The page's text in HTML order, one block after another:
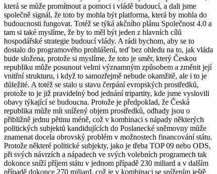
která se může promítnout a pomoci i vládě budoucí, a dali jsme
společně signál, že toto by mohla být platforma, která by mohla do
budoucnosti fungovat. Totéž se týká akčního plánu Společnost 4.0 a
tam si také myslíme, že by to měl být jeden z hlavních cílů
hospodářské strategie budoucí vlády. A rádi bychom, aby se to
dostalo do programového prohlášení, teď bez ohledu na to, jak vláda
bude složena, protože si myslíme, že toto je směr, který Českou
republiku může posunout velmi významným způsobem a změnit její
vnitřní strukturu, i když to samozřejmě nebude okamžitě, ale i to je
důležité. A totéž se stalo u stavu čerpání evropských prostředků,
protože to je již pravidelný bod jednání tripartity, kde jsme vyslovili
obavy týkající se budoucna. Protože je předpoklad, že Česká
republika může mít snížený objem prostředků, odhady jsou o
přibližně jednu pětinu méně, což v kombinaci s nápady některých
politických subjektů kandidujících do Poslanecké sněmovny může
znamenat docela obrovský problém v možnostech financování státu.
Protože některé politické subjekty, jako je třeba TOP 09 nebo ODS,
při svých návrzích a nápadech ve svých volebních programech tak
dokonce sníží příjem státu v jednom případě 230 miliard a v dalším
případě dokonce 270 miliard, což je v kombinaci se snížením ještě